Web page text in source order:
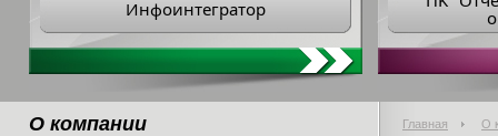
Инфоинтегратор
О компании Главная О